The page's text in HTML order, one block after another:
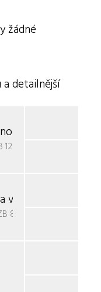
žádné
detailnější
v.d. Jarosthoeve
vom
812220